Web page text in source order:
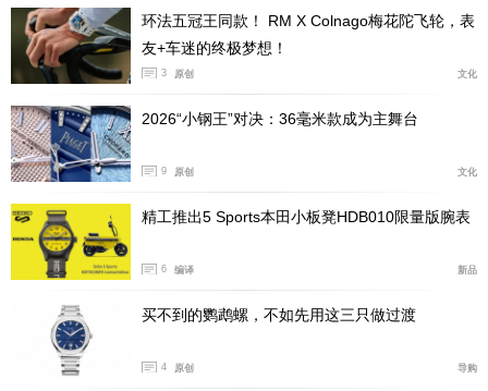
乎相同的性能，动储由原38小时略微提升至41小时。
皮带款（象牙白）与钢带款（午夜蓝）
价格方面，新款豪利时文化系列多功能月相腕表售价从人
环法五冠王同款！ RM X Colnago梅花陀飞轮，表
友+车迷的终极梦想！
3 原创 文化
2026“小钢王”对决：36毫米款成为主舞台
9 原创 文化
精工推出5 Sports本田小板凳HDB010限量版腕表
6 编译 新品
买不到的鹦鹉螺，不如先用这三只做过渡
4 原创 导购